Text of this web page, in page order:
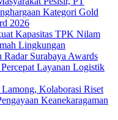
Kategori Gold
2026
Kapasitas TPK Nilam
Lingkungan
Surabaya Awards
Layanan Logistik
Kolaborasi Riset
Keanekaragaman